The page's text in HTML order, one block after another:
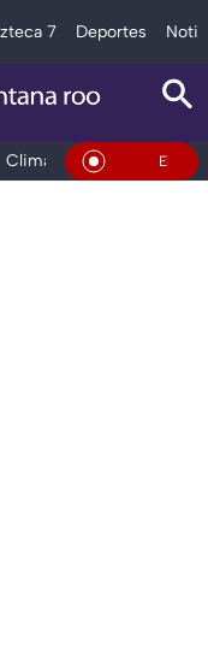
7 Deportes
Clima Tráfico En Vivo